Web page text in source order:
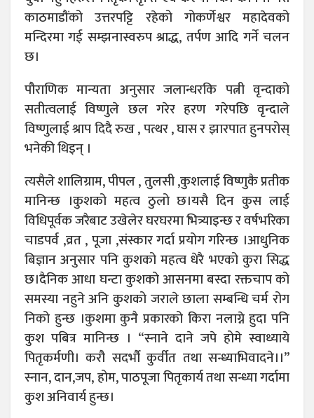
काठमाडौंको उत्तरपट्टि रहेको गोकर्णेश्वर महादेवको
मन्दिरमा गई सम्झनास्वरुप श्राद्ध, तर्पण आदि गर्ने चलन
छ।
पौराणिक मान्यता अनुसार जलान्धरकि पत्नी वृन्दाको
सतीत्वलाई विष्णुले छल गरेर हरण गरेपछि वृन्दाले
विष्णुलाई श्राप दिदै रुख , पत्थर , घास र झारपात हुनपरोस्
भनेकी थिइन् ।
त्यसैले शालिग्राम, पीपल , तुलसी ,कुशलाई विष्णुकै प्रतीक
मानिन्छ ।कुशको महत्व ठुलो छ।यसै दिन कुस लाई
विधिपूर्वक जरैबाट उखेलेर घरघरमा भित्र्याइन्छ र वर्षभरिका
चाडपर्व ,व्रत , पूजा ,संस्कार गर्दा प्रयोग गरिन्छ ।आधुनिक
बिज्ञान अनुसार पनि कुशको महत्व धेरै भएको कुरा सिद्ध
छ।दैनिक आधा घन्टा कुशको आसनमा बस्दा रक्तचाप को
समस्या नहुने अनि कुशको जराले छाला सम्बन्धि चर्म रोग
निको हुन्छ ।कुशमा कुनै प्रकारको किरा नलाग्ने हुदा पनि
कुश पबित्र मानिन्छ । “स्नाने दाने जपे होमे स्वाध्याये
पितृकर्मणी। करौ सदर्भौ कुर्वीत तथा सन्ध्याभिवादने।।”
स्नान, दान,जप, होम, पाठपूजा पितृकार्य तथा सन्ध्या गर्दामा
कुश अनिवार्य हुन्छ।